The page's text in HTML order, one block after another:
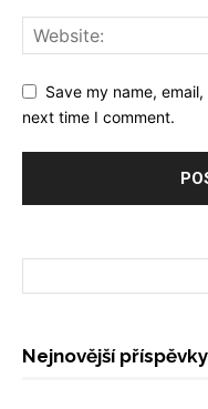
Save my name,
next time I comment.
Nejnovější příspěvky